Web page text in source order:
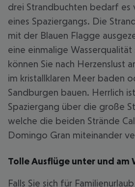
drei Strandbuchten bedarf es
eines Spaziergangs. Die
mit der Blauen Flagge
eine einmalige
können Sie nach Herzenslust
im kristallklaren Meer baden
Sandburgen bauen. Herrlich
Spaziergang über die große
welche die beiden Strände
Domingo Gran miteinander
Tolle Ausflüge unter und am
Falls Sie sich für